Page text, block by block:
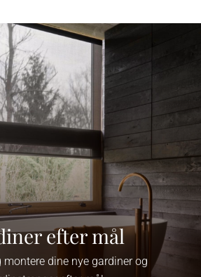
efter mål
montere dine nye gardiner og